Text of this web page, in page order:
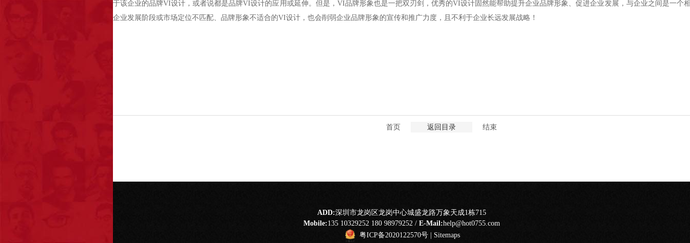
于该企业的品牌VI设计，或者说都是品牌VI设计的应用或延伸。但是，VI品牌形象也是一把双刃剑，优秀的VI设计固然能帮助提升企业品牌形象、促进企业发展，与企业之间是一个
企业发展阶段或市场定位不匹配、品牌形象不适合的VI设计，也会削弱企业品牌形象的宣传和推广力度，且不利于企业长远发展战略！
返回目录
首页 结束
ADD:深圳市龙岗区龙岗中心城盛龙路万象天成1栋715
Mobile:135 10329252 180 98979252 / E-Mail:help@hot0755.com
粤ICP备2020122570号
Sitemaps